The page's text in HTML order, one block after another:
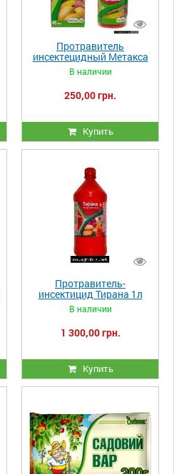
Протравитель
инсектецидный Метакса
90 мл
В наличии
250,00 грн.
Купить
Протравитель-
инсектицид Тирана 1л
В наличии
1 300,00 грн.
Купить